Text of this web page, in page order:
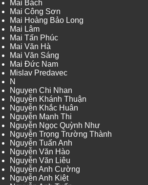
Mai Bách
Mai Công Sơn
Mai Hoàng Bảo Long
Mai Lâm
Mai Tấn Phúc
Mai Văn Hà
Mai Văn Sáng
Mai Đức Nam
Mislav Predavec
N
Nguyen Chi Nhan
Nguyễn Khánh Thuận
Nguyễn Khắc Huân
Nguyễn Mạnh Thi
Nguyễn Ngọc Quỳnh Như
Nguyễn Trọng Trường Thành
Nguyễn Tuấn Anh
Nguyễn Văn Hào
Nguyễn Văn Liêu
Nguyễn Anh Cường
Nguyễn Anh Kiệt